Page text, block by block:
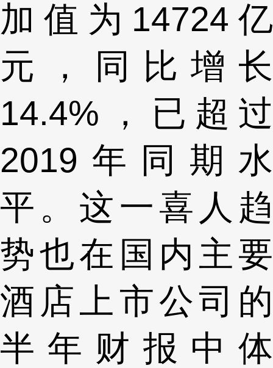
加值为14724亿
元，同比增长
14.4%，已超过
2019年同期水
平。这一喜人趋
势也在国内主要
酒店上市公司的
半年财报中体